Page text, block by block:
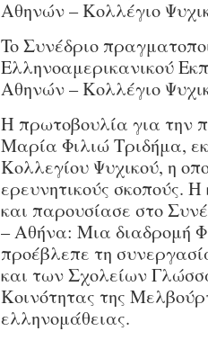
Αθηνών – Κολλέγιο
To Συνέδριο
Ελληνοαμερικανικού
Αθηνών – Κολλέγιο
Η πρωτοβουλία για την
Μαρία Φιλιώ Τριδήμα,
Κολλεγίου Ψυχικού, η
ερευνητικούς σκοπούς.
και παρουσίασε στο
– Αθήνα: Μια διαδρομή
προέβλεπε τη
και των Σχολείων
Κοινότητας της
ελληνομάθειας.